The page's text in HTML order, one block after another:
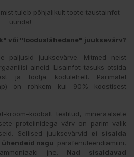
tuleb põhjalikult toote taustainfot
uurida!
või "looduslähedane" juuksevärv?
paljusid juuksevärve. Mitmed neist
aineid. Lisainfot tasuks otsida
ja tootja kodulehelt. Parimatel
on rohkem kui 90% koostisest
kroom-koobalt testitud, mineraalsete
proteiinidega värv on parim valik
Sellised juuksevärvid ei sisalda
nagu parafenüleendiamiini,
jne. Nad sisaldavad